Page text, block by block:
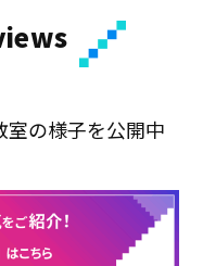
の様子を公開中